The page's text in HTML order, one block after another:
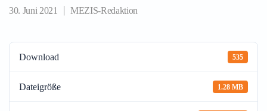
30. Juni 2021 MEZIS-Redaktion
Download 535
Dateigröße 1.28 MB